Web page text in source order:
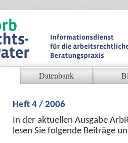
Datenbank
Heft 4 / 2006
In der aktuellen Ausgabe
lesen Sie folgende Beiträge